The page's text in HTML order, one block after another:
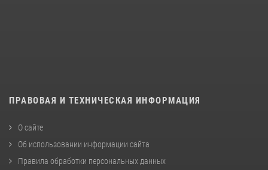
ПРАВОВАЯ И ТЕХНИЧЕСКАЯ ИНФОРМАЦИЯ
О сайте
Об использовании информации сайта
Правила обработки персональных данных